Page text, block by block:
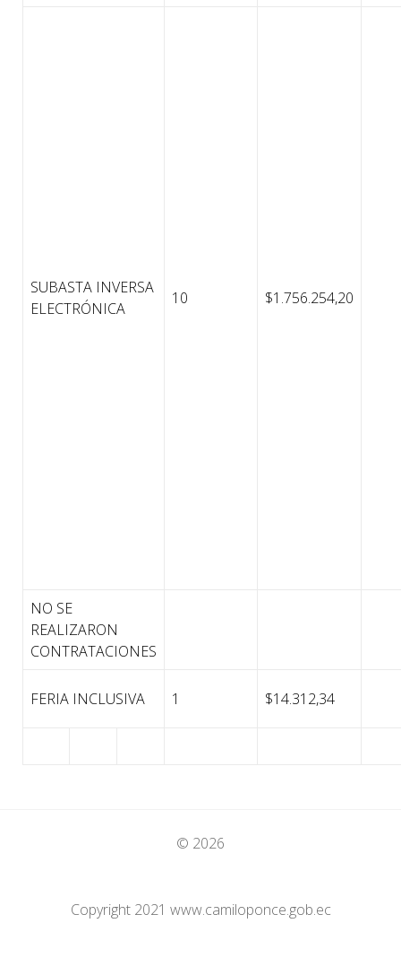
SUBASTA INVERSA
ELECTRÓNICA
10 $1.756.254,20
NO SE
REALIZARON
CONTRATACIONES
FERIA INCLUSIVA 1 $14.312,34
© 2026
Copyright 2021 www.camiloponce.gob.ec